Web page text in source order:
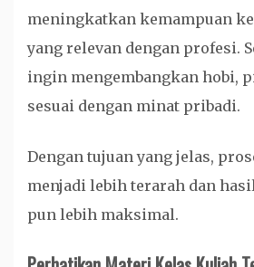
meningkatkan kemampuan
yang relevan dengan profesi.
ingin mengembangkan hobi,
sesuai dengan minat pribadi.
Dengan tujuan yang jelas,
menjadi lebih terarah dan
pun lebih maksimal.